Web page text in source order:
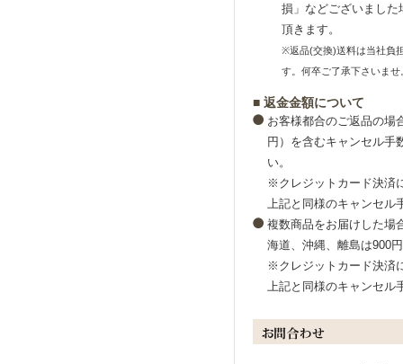
損」などございまし
頂きます。
※返品(交換)送料は当社負
す。何卒ご了承下さいませ
■ 返金金額について
お客様都合のご返品の場
円）を含むキャンセル手
い。
※クレジットカード決済
上記と同様のキャンセ
複数商品をお届けした場
海道、沖縄、離島は900
※クレジットカード決済
上記と同様のキャンセ